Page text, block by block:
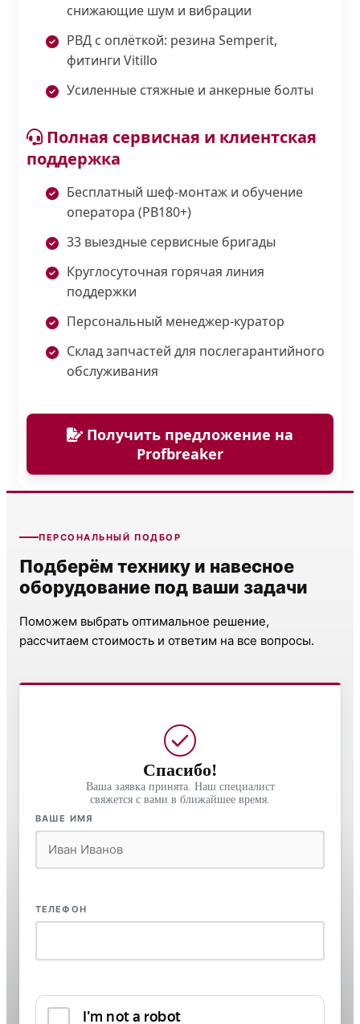
снижающие шум и вибрации
РВД с оплёткой: резина Semperit,
фитинги Vitillo
Усиленные стяжные и анкерные болты
Полная сервисная и клиентская
поддержка
Бесплатный шеф-монтаж и обучение
оператора (PB180+)
33 выездные сервисные бригады
Круглосуточная горячая линия
поддержки
Персональный менеджер-куратор
Склад запчастей для послегарантийного
обслуживания
Получить предложение на
Profbreaker
ПЕРСОНАЛЬНЫЙ ПОДБОР
Подберём технику и навесное
оборудование под ваши задачи
Поможем выбрать оптимальное решение,
рассчитаем стоимость и ответим на все вопросы.
Спасибо!
Ваша заявка принята. Наш специалист
свяжется с вами в ближайшее время.
ВАШЕ ИМЯ
ТЕЛЕФОН